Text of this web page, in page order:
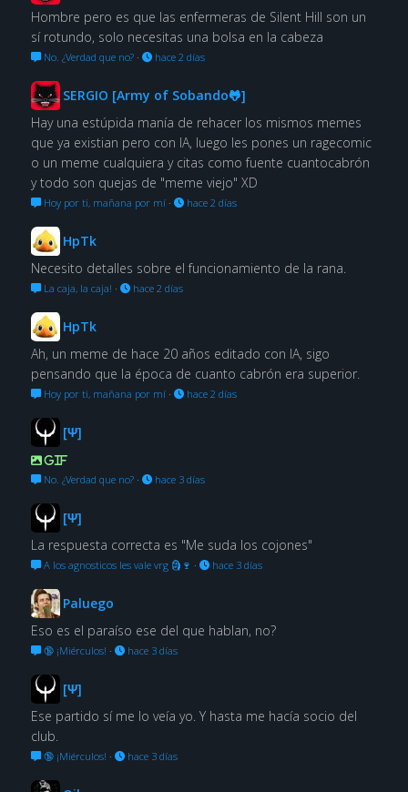
Hombre pero es que las enfermeras de Silent Hill son un
sí rotundo, solo necesitas una bolsa en la cabeza
No. ¿Verdad que no?· hace 2 días
SERGIO [Army of Sobando🐸]
Hay una estúpida manía de rehacer los mismos memes
que ya existian pero con IA, luego les pones un ragecomic
o un meme cualquiera y citas como fuente cuantocabrón
y todo son quejas de "meme viejo" XD
Hoy por ti, mañana por mí· hace 2 días
HpTk
Necesito detalles sobre el funcionamiento de la rana.
La caja, la caja! · hace 2 días
HpTk
Ah, un meme de hace 20 años editado con IA, sigo
pensando que la época de cuanto cabrón era superior.
Hoy por ti, mañana por mí· hace 2 días
[Ψ]
GIF
No. ¿Verdad que no?· hace 3 días
[Ψ]
La respuesta correcta es "Me suda los cojones"
A los agnosticos les vale vrg 🗿🍷 · hace 3 días
Paluego
Eso es el paraíso ese del que hablan, no?
🔞 ¡Miérculos! · hace 3 días
[Ψ]
Ese partido sí me lo veía yo. Y hasta me hacía socio del
club.
🔞 ¡Miérculos! · hace 3 días